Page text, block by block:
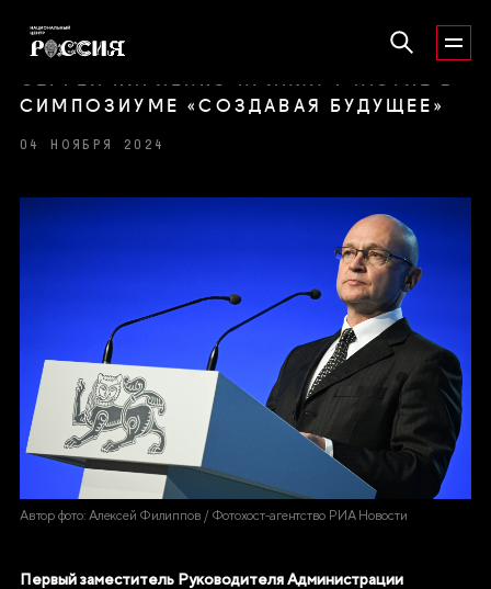
СЕРГЕЙ КИРИЕНКО ПРИНЯЛ УЧАСТИЕ В
СИМПОЗИУМЕ «СОЗДАВАЯ БУДУЩЕЕ»
04 НОЯБРЯ 2024
Автор фото: Алексей Филиппов / Фотохост-агентство РИА Новости
Первый заместитель Руководителя Администрации